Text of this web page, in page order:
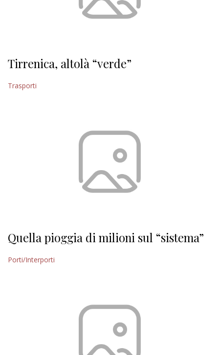
Tirrenica, altolà “verde”
Trasporti
Quella pioggia di milioni sul “sistema”
Porti/Interporti